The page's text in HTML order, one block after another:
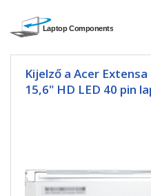
Kijelző a Acer
15,6" HD LED 40 pin